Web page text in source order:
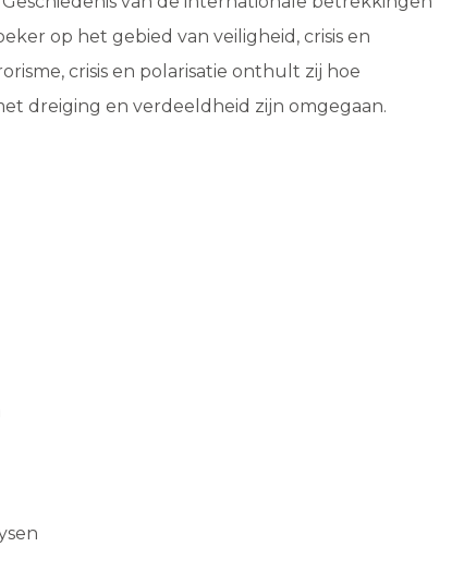
op het gebied van veiligheid, crisis en
crisis en polarisatie onthult zij hoe
dreiging en verdeeldheid zijn omgegaan.